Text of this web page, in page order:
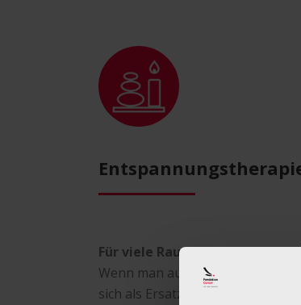
Für viele Raucher bedeutet
Wenn man aufhören möchte zu
sich als Ersatz für die Zigarette